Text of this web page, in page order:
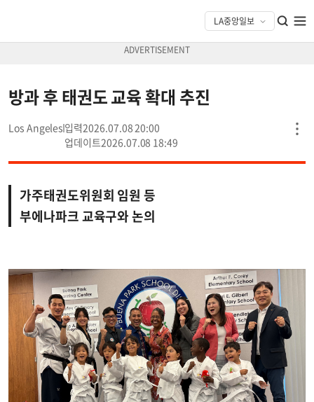
방과 후 태권도 교육 확대 추진
Los Angeles
2026.07.08 20:00
2026.07.08 18:49
가주태권도위원회 임원 등
부에나파크 교육구와 논의